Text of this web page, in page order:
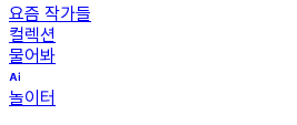
요즘 작가들
컬렉션
물어봐
놀이터